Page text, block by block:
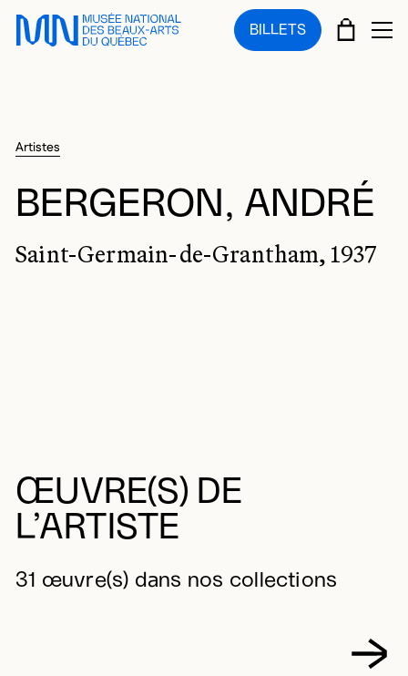
Sauter au menu principal
Sauter au contenu principal
Sauter au pied de page
BILLETS PANIER
Artistes
BERGERON, ANDRÉ
Saint-Germain-de-Grantham, 1937
ŒUVRE(S) DE
L’ARTISTE
31 œuvre(s) dans nos collections